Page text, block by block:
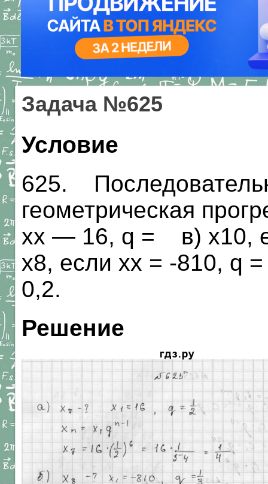
Задача №625
Условие
625.
геометрическая
хх — 16, q = в) х10,
х8, если хх = -810, q
0,2.
Решение